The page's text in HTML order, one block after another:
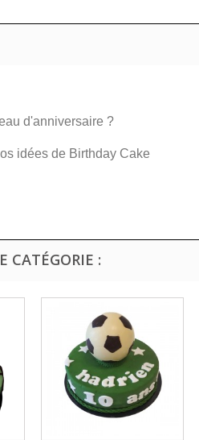
d'anniversaire ?
idées de Birthday Cake
CATÉGORIE :